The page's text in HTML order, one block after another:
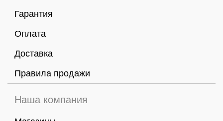
Гарантия
Оплата
Доставка
Правила продажи
Наша компания